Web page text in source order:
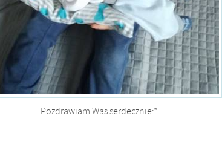
Pozdrawiam Was serdecznie:*